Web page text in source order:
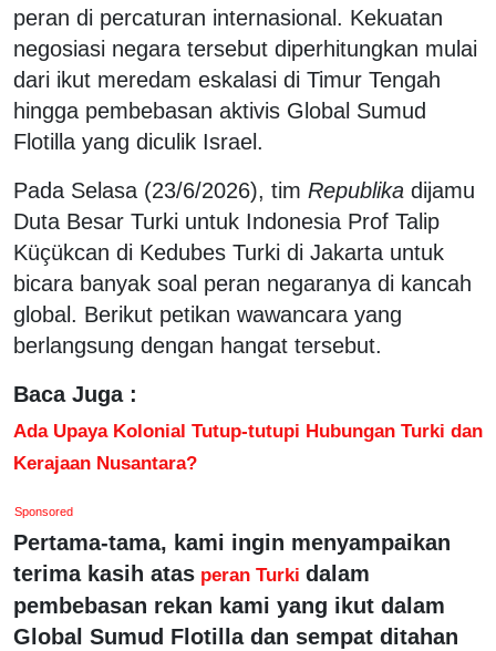
peran di percaturan internasional. Kekuatan
negosiasi negara tersebut diperhitungkan mulai
dari ikut meredam eskalasi di Timur Tengah
hingga pembebasan aktivis Global Sumud
Flotilla yang diculik Israel.
Pada Selasa (23/6/2026), tim Republika dijamu
Duta Besar Turki untuk Indonesia Prof Talip
Küçükcan di Kedubes Turki di Jakarta untuk
bicara banyak soal peran negaranya di kancah
global. Berikut petikan wawancara yang
berlangsung dengan hangat tersebut.
Baca Juga :
Ada Upaya Kolonial Tutup-tutupi Hubungan Turki dan
Kerajaan Nusantara?
Sponsored
Pertama-tama, kami ingin menyampaikan
terima kasih atas peran Turki dalam
pembebasan rekan kami yang ikut dalam
Global Sumud Flotilla dan sempat ditahan